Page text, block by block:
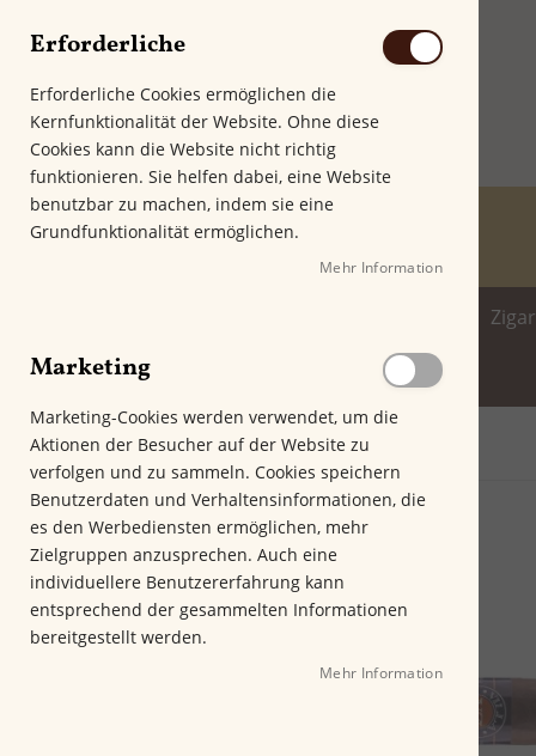
Spirituosenwelt
Startseite Villa Zamorano Reserva Expreso
Z
u
E
n
d
e
Erforderliche
Erforderliche Cookies ermöglichen die
Kernfunktionalität der Website. Ohne diese
Cookies kann die Website nicht richtig
funktionieren. Sie helfen dabei, eine Website
benutzbar zu machen, indem sie eine
Grundfunktionalität ermöglichen.
Mehr Information
Marketing
Marketing-Cookies werden verwendet, um die
Aktionen der Besucher auf der Website zu
verfolgen und zu sammeln. Cookies speichern
Benutzerdaten und Verhaltensinformationen, die
es den Werbediensten ermöglichen, mehr
Zielgruppen anzusprechen. Auch eine
individuellere Benutzererfahrung kann
entsprechend der gesammelten Informationen
bereitgestellt werden.
Mehr Information